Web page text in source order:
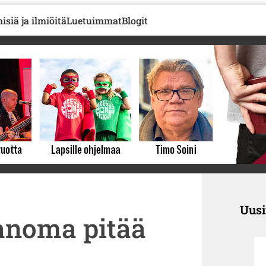
ja ilmiöitäLuetuimmatBlogit
pitää